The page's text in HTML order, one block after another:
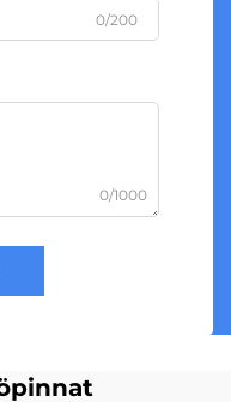
0/200
0/1000